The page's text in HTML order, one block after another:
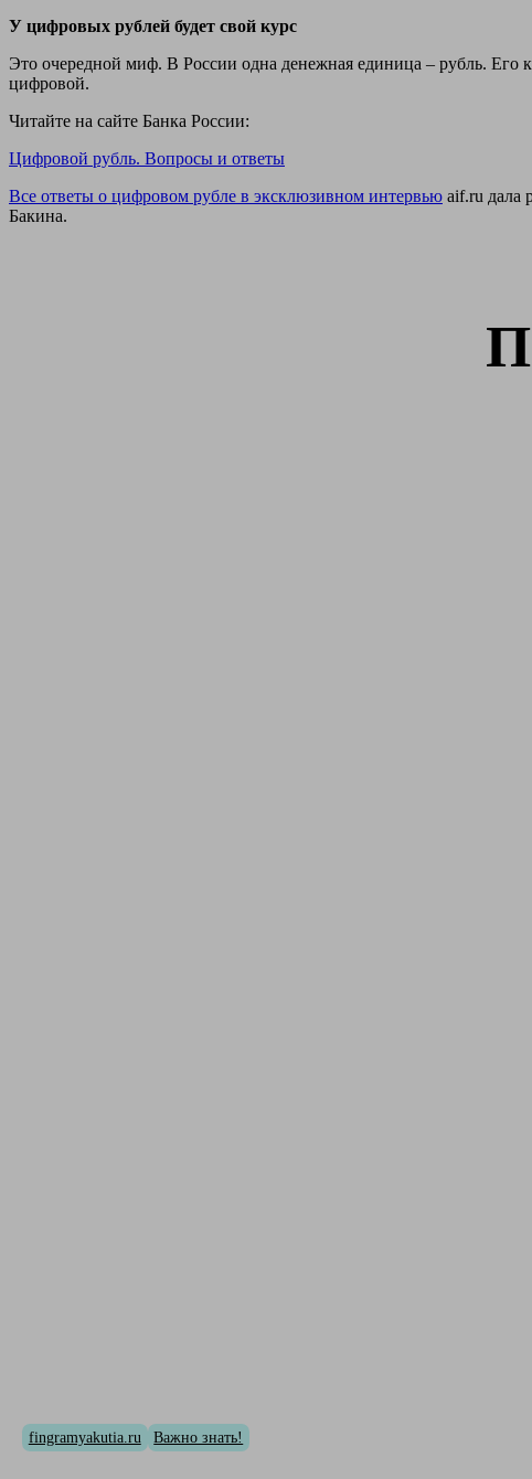
У цифровых рублей будет свой курс
Это очередной миф. В России одна денежная единица – рубль.
цифровой.
Читайте на сайте Банка России:
Цифровой рубль. Вопросы и ответы
Все ответы о цифровом рубле в эксклюзивном интервью aif.ru дала
Бакина.
fingramyakutia.ru Важно знать!